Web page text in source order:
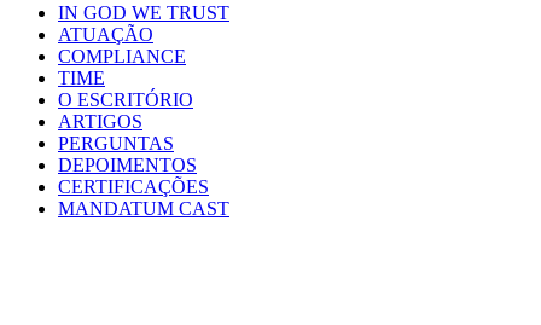
IN GOD WE TRUST
ATUAÇÃO
COMPLIANCE
TIME
O ESCRITÓRIO
ARTIGOS
PERGUNTAS
DEPOIMENTOS
CERTIFICAÇÕES
MANDATUM CAST